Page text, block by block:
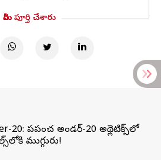
మీరు పూర్తి చేశారు
20: ప్రపంచ అండర్-20 అథ్లెటిక్స్‌లో
ముగ్గురు!